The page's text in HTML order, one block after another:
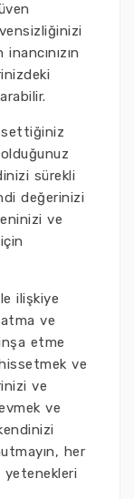
sürekli
değerinizi
ve
ilişkiye
ve
etme
ve
ve
ve
her
yetenekleri